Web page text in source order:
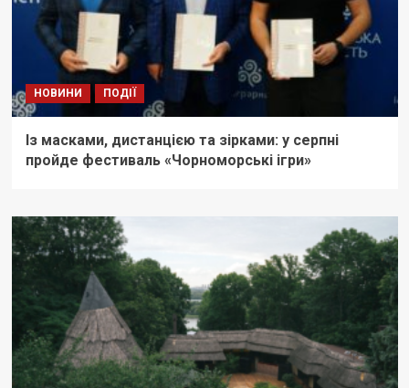
НОВИНИ ПОДІЇ
Із масками, дистанцією та зірками: у серпні
пройде фестиваль «Чорноморські ігри»